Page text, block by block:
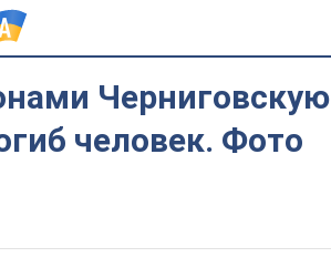
Черниговскую
человек. Фото